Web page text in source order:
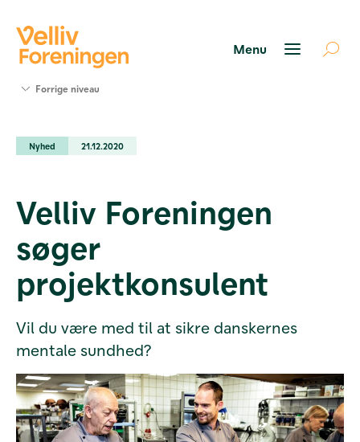
Værktøjer
Foreningen
Kontakt
os
Forrige niveau
Nyhed 21.12.2020
Velliv Foreningen
søger
projektkonsulent
Vil du være med til at sikre danskernes
mentale sundhed?